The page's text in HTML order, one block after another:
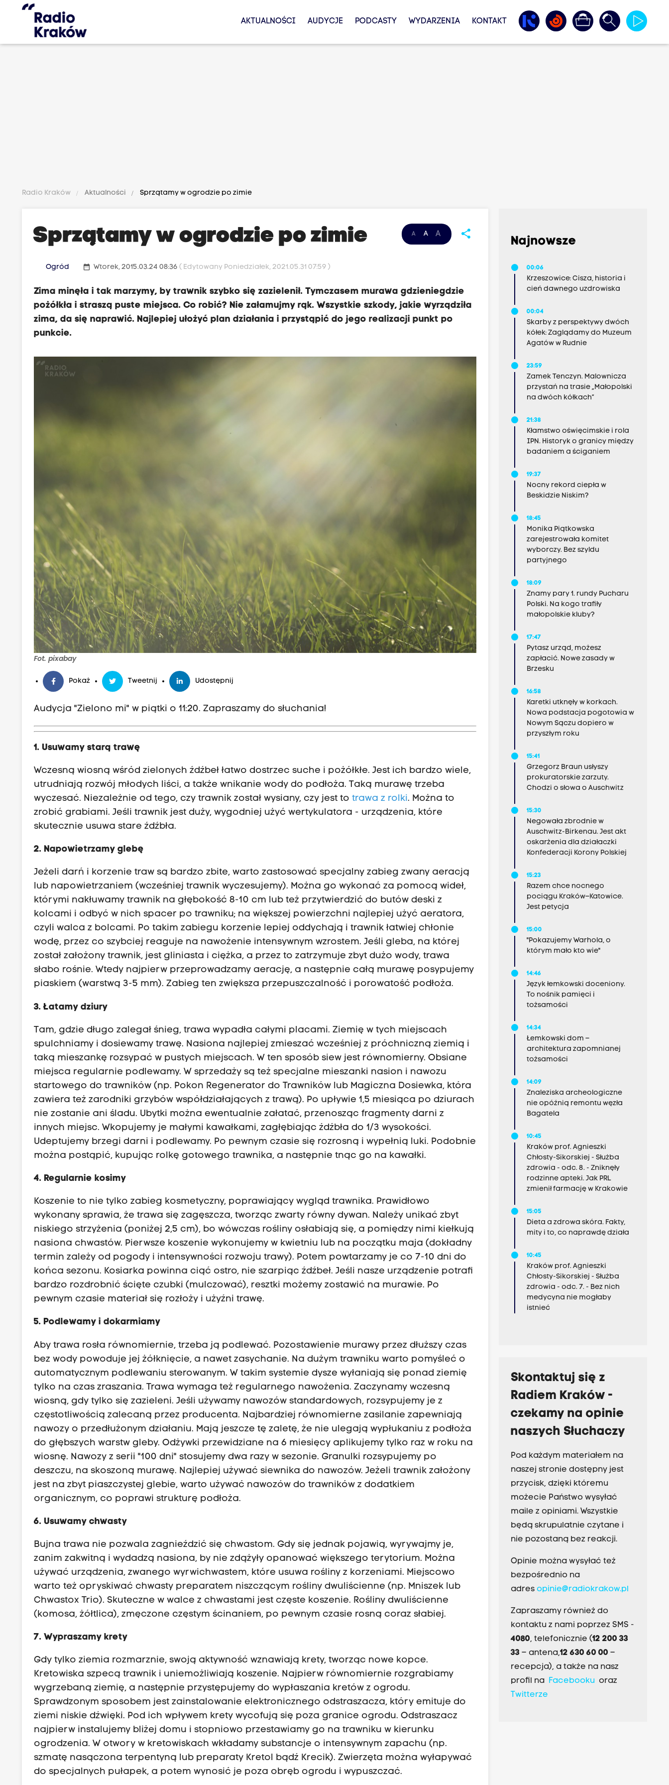
AKTUALNOŚCI AUDYCJE PODCASTY WYDARZENIA KONTAKT
Radio Kraków Aktualności Sprzątamy w ogrodzie po zimie
A A A share
Sprzątamy w ogrodzie po zimie
Ogród date_range Wtorek, 2015.03.24 08:36( Edytowany Poniedziałek, 2021.05.31 07:59 )
Zima minęła i tak marzymy, by trawnik szybko się zazielenił. Tymczasem murawa gdzieniegdzie
pożółkła i straszą puste miejsca. Co robić? Nie załamujmy rąk. Wszystkie szkody, jakie wyrządziła
zima, da się naprawić. Najlepiej ułożyć plan działania i przystąpić do jego realizacji punkt po
punkcie.
Fot. pixabay
Pokaż Tweetnij Udostępnij
Audycja "Zielono mi" w piątki o 11:20. Zapraszamy do słuchania!
1. Usuwamy starą trawę
Wczesną wiosną wśród zielonych źdźbeł łatwo dostrzec suche i pożółkłe. Jest ich bardzo wiele,
utrudniają rozwój młodych liści, a także wnikanie wody do podłoża. Taką murawę trzeba
wyczesać. Niezależnie od tego, czy trawnik został wysiany, czy jest totrawa z rolki. Można to
zrobić grabiami. Jeśli trawnik jest duży, wygodniej użyć wertykulatora - urządzenia, które
skutecznie usuwa stare źdźbła.
2. Napowietrzamy glebę
Jeżeli darń i korzenie traw są bardzo zbite, warto zastosować specjalny zabieg zwany aeracją
lub napowietrzaniem (wcześniej trawnik wyczesujemy). Można go wykonać za pomocą wideł,
którymi nakłuwamy trawnik na głębokość 8-10 cm lub też przytwierdzić do butów deski z
kolcami i odbyć w nich spacer po trawniku; na większej powierzchni najlepiej użyć aeratora,
czyli walca z bolcami. Po takim zabiegu korzenie lepiej oddychają i trawnik łatwiej chłonie
wodę, przez co szybciej reaguje na nawożenie intensywnym wzrostem. Jeśli gleba, na której
został założony trawnik, jest gliniasta i ciężka, a przez to zatrzymuje zbyt dużo wody, trawa
słabo rośnie. Wtedy najpierw przeprowadzamy aerację, a następnie całą murawę posypujemy
piaskiem (warstwą 3-5 mm). Zabieg ten zwiększa przepuszczalność i porowatość podłoża.
3. Łatamy dziury
Tam, gdzie długo zalegał śnieg, trawa wypadła całymi placami. Ziemię w tych miejscach
spulchniamy i dosiewamy trawę. Nasiona najlepiej zmieszać wcześniej z próchniczną ziemią i
taką mieszankę rozsypać w pustych miejscach. W ten sposób siew jest równomierny. Obsiane
miejsca regularnie podlewamy. W sprzedaży są też specjalne mieszanki nasion i nawozu
startowego do trawników (np. Pokon Regenerator do Trawników lub Magiczna Dosiewka, która
zawiera też zarodniki grzybów współdziałających z trawą). Po upływie 1,5 miesiąca po dziurach
nie zostanie ani śladu. Ubytki można ewentualnie załatać, przenosząc fragmenty darni z
innych miejsc. Wkopujemy je małymi kawałkami, zagłębiając źdźbła do 1/3 wysokości.
Udeptujemy brzegi darni i podlewamy. Po pewnym czasie się rozrosną i wypełnią luki. Podobnie
można postąpić, kupując rolkę gotowego trawnika, a następnie tnąc go na kawałki.
4. Regularnie kosimy
Koszenie to nie tylko zabieg kosmetyczny, poprawiający wygląd trawnika. Prawidłowo
wykonany sprawia, że trawa się zagęszcza, tworząc zwarty równy dywan. Należy unikać zbyt
niskiego strzyżenia (poniżej 2,5 cm), bo wówczas rośliny osłabiają się, a pomiędzy nimi kiełkują
nasiona chwastów. Pierwsze koszenie wykonujemy w kwietniu lub na początku maja (dokładny
termin zależy od pogody i intensywności rozwoju trawy). Potem powtarzamy je co 7-10 dni do
końca sezonu. Kosiarka powinna ciąć ostro, nie szarpiąc źdźbeł. Jeśli nasze urządzenie potrafi
bardzo rozdrobnić ścięte czubki (mulczować), resztki możemy zostawić na murawie. Po
pewnym czasie materiał się rozłoży i użyźni trawę.
5. Podlewamy i dokarmiamy
Aby trawa rosła równomiernie, trzeba ją podlewać. Pozostawienie murawy przez dłuższy czas
bez wody powoduje jej żółknięcie, a nawet zasychanie. Na dużym trawniku warto pomyśleć o
automatycznym podlewaniu sterowanym. W takim systemie dysze wyłaniają się ponad ziemię
tylko na czas zraszania. Trawa wymaga też regularnego nawożenia. Zaczynamy wczesną
wiosną, gdy tylko się zazieleni. Jeśli używamy nawozów standardowych, rozsypujemy je z
częstotliwością zalecaną przez producenta. Najbardziej równomierne zasilanie zapewniają
nawozy o przedłużonym działaniu. Mają jeszcze tę zaletę, że nie ulegają wypłukaniu z podłoża
do głębszych warstw gleby. Odżywki przewidziane na 6 miesięcy aplikujemy tylko raz w roku na
wiosnę. Nawozy z serii "100 dni" stosujemy dwa razy w sezonie. Granulki rozsypujemy po
deszczu, na skoszoną murawę. Najlepiej używać siewnika do nawozów. Jeżeli trawnik założony
jest na zbyt piaszczystej glebie, warto używać nawozów do trawników z dodatkiem
organicznym, co poprawi strukturę podłoża.
6. Usuwamy chwasty
Bujna trawa nie pozwala zagnieździć się chwastom. Gdy się jednak pojawią, wyrywajmy je,
zanim zakwitną i wydadzą nasiona, by nie zdążyły opanować większego terytorium. Można
używać urządzenia, zwanego wyrwichwastem, które usuwa rośliny z korzeniami. Miejscowo
warto też opryskiwać chwasty preparatem niszczącym rośliny dwuliścienne (np. Mniszek lub
Chwastox Trio). Skuteczne w walce z chwastami jest częste koszenie. Rośliny dwuliścienne
(komosa, żółtlica), zmęczone częstym ścinaniem, po pewnym czasie rosną coraz słabiej.
7. Wypraszamy krety
Gdy tylko ziemia rozmarznie, swoją aktywność wznawiają krety, tworząc nowe kopce.
Kretowiska szpecą trawnik i uniemożliwiają koszenie. Najpierw równomiernie rozgrabiamy
wygrzebaną ziemię, a następnie przystępujemy do wypłaszania kretów z ogrodu.
Sprawdzonym sposobem jest zainstalowanie elektronicznego odstraszacza, który emituje do
ziemi niskie dźwięki. Pod ich wpływem krety wycofują się poza granice ogrodu. Odstraszacz
najpierw instalujemy bliżej domu i stopniowo przestawiamy go na trawniku w kierunku
ogrodzenia. W otwory w kretowiskach wkładamy substancje o intensywnym zapachu (np.
szmatę nasączona terpentyną lub preparaty Kretol bądź Krecik). Zwierzęta można wyłapywać
do specjalnych pułapek, a potem wynosić je poza obręb ogrodu i wypuszczać.
Najnowsze
00:06
Krzeszowice: Cisza, historia i
cień dawnego uzdrowiska
00:04
Skarby z perspektywy dwóch
kółek: Zaglądamy do Muzeum
Agatów w Rudnie
23:59
Zamek Tenczyn. Malownicza
przystań na trasie „Małopolski
na dwóch kółkach”
21:38
Kłamstwo oświęcimskie i rola
IPN. Historyk o granicy między
badaniem a ściganiem
19:37
Nocny rekord ciepła w
Beskidzie Niskim?
18:45
Monika Piątkowska
zarejestrowała komitet
wyborczy. Bez szyldu
partyjnego
18:09
Znamy pary 1. rundy Pucharu
Polski. Na kogo trafiły
małopolskie kluby?
17:47
Pytasz urząd, możesz
zapłacić. Nowe zasady w
Brzesku
16:58
Karetki utknęły w korkach.
Nowa podstacja pogotowia w
Nowym Sączu dopiero w
przyszłym roku
15:41
Grzegorz Braun usłyszy
prokuratorskie zarzuty.
Chodzi o słowa o Auschwitz
15:30
Negowała zbrodnie w
Auschwitz-Birkenau. Jest akt
oskarżenia dla działaczki
Konfederacji Korony Polskiej
15:23
Razem chce nocnego
pociągu Kraków–Katowice.
Jest petycja
15:00
"Pokazujemy Warhola, o
którym mało kto wie"
14:46
Język łemkowski doceniony.
To nośnik pamięci i
tożsamości
14:34
Łemkowski dom –
architektura zapomnianej
tożsamości
14:09
Znaleziska archeologiczne
nie opóźnią remontu węzła
Bagatela
10:45
Kraków prof. Agnieszki
Chłosty-Sikorskiej - Służba
zdrowia - odc. 8. - Zniknęły
rodzinne apteki. Jak PRL
zmienił farmację w Krakowie
15:05
Dieta a zdrowa skóra. Fakty,
mity i to, co naprawdę działa
10:45
Kraków prof. Agnieszki
Chłosty-Sikorskiej - Służba
zdrowia - odc. 7. - Bez nich
medycyna nie mogłaby
istnieć
Skontaktuj się z
Radiem Kraków -
czekamy na opinie
naszych Słuchaczy
Pod każdym materiałem na
naszej stronie dostępny jest
przycisk, dzięki któremu
możecie Państwo wysyłać
maile z opiniami. Wszystkie
będą skrupulatnie czytane i
nie pozostaną bez reakcji.
Opinie można wysyłać też
bezpośrednio na
adres opinie@radiokrakow.pl
Zapraszamy również do
kontaktu z nami poprzez SMS -
4080, telefonicznie (12 200 33
33– antena,12 630 60 00 –
recepcja), a także na nasz
profil na Facebookuoraz
Twitterze